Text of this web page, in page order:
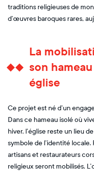
traditions religieuses de
d’œuvres baroques rares,
La
son
église
Ce projet est né d’un
Dans ce hameau isolé où
hiver, l’église reste un lieu
symbole de l’identité
artisans et restaurateurs
religieux seront mobilisés.